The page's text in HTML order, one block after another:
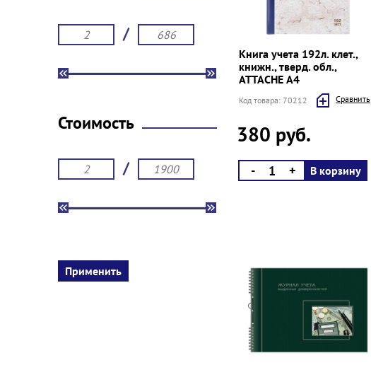
/
Стоимость
/
Книга учета 192л. клет.,
книжн., тверд. обл.,
ATTACHE А4
Код товара: 70212 Cравнить
380 руб.
- + В корзину